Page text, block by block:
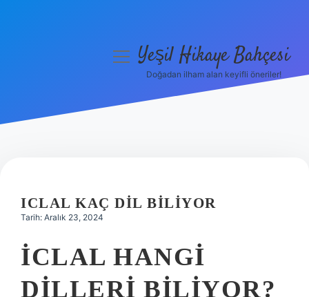
Hakkımızda
menüyüYeşil Hikaye Bahçesi
Doğadan ilham alan keyifli öneriler!
ICLAL KAÇ DIL BILIYOR
Tarih: Aralık 23, 2024
İCLAL HANGI
DILLERI BILIYOR?